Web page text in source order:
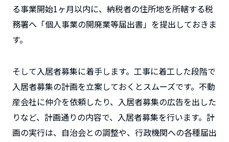
る事業開始1ヶ月以内に、納税者の住所地を所轄する税
務署へ「個人事業の開廃業等届出書」を提出しておきま
す。
そして入居者募集に着手します。工事に着工した段階で
入居者募集の計画を立案しておくとスムーズです。不動
産会社に仲介を依頼したり、入居者募集の広告を出した
りなど、計画通りの内容で、入居者募集を行います。計
画の実行は、自治会との調整や、行政機関への各種届出